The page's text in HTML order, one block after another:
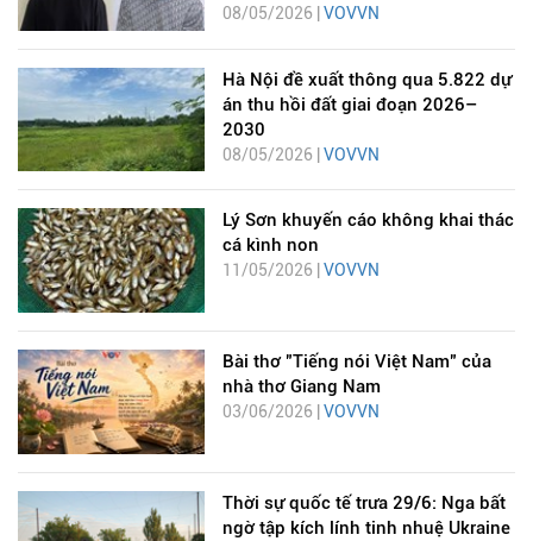
08/05/2026 | VOVVN
Hà Nội đề xuất thông qua 5.822 dự
án thu hồi đất giai đoạn 2026–
2030
08/05/2026 | VOVVN
Lý Sơn khuyến cáo không khai thác
cá kình non
11/05/2026 | VOVVN
Bài thơ "Tiếng nói Việt Nam" của
nhà thơ Giang Nam
03/06/2026 | VOVVN
Thời sự quốc tế trưa 29/6: Nga bất
ngờ tập kích lính tinh nhuệ Ukraine